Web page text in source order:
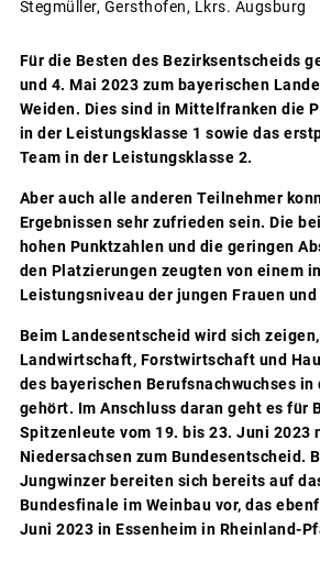
Stegmüller, Gersthofen, Lkrs. Augsburg
Für die Besten des Bezirksentscheids
und 4. Mai 2023 zum bayerischen
Weiden. Dies sind in Mittelfranken die
in der Leistungsklasse 1 sowie das
Team in der Leistungsklasse 2.
Aber auch alle anderen Teilnehmer
Ergebnissen sehr zufrieden sein. Die
hohen Punktzahlen und die geringen
den Platzierungen zeugten von einem
Leistungsniveau der jungen Frauen und
Beim Landesentscheid wird sich
Landwirtschaft, Forstwirtschaft und
des bayerischen Berufsnachwuchses in
gehört. Im Anschluss daran geht es für
Spitzenleute vom 19. bis 23. Juni 2023
Niedersachsen zum Bundesentscheid.
Jungwinzer bereiten sich bereits auf
Bundesfinale im Weinbau vor, das
Juni 2023 in Essenheim in Rheinland-